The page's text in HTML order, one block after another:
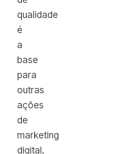
qualidade
é
a
base
para
outras
ações
de
marketing
digital,